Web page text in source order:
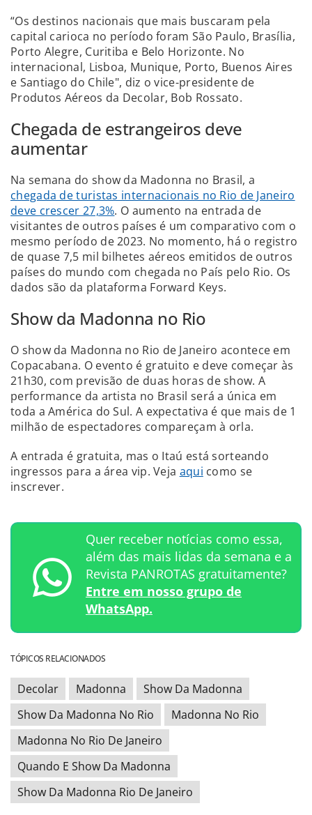
“Os destinos nacionais que mais buscaram pela
capital carioca no período foram São Paulo, Brasília,
Porto Alegre, Curitiba e Belo Horizonte. No
internacional, Lisboa, Munique, Porto, Buenos Aires
e Santiago do Chile", diz o vice-presidente de
Produtos Aéreos da Decolar, Bob Rossato.
Chegada de estrangeiros deve
aumentar
Na semana do show da Madonna no Brasil, a
chegada de turistas internacionais no Rio de Janeiro
deve crescer 27,3%. O aumento na entrada de
visitantes de outros países é um comparativo com o
mesmo período de 2023. No momento, há o registro
de quase 7,5 mil bilhetes aéreos emitidos de outros
países do mundo com chegada no País pelo Rio. Os
dados são da plataforma Forward Keys.
Show da Madonna no Rio
O show da Madonna no Rio de Janeiro acontece em
Copacabana. O evento é gratuito e deve começar às
21h30, com previsão de duas horas de show. A
performance da artista no Brasil será a única em
toda a América do Sul. A expectativa é que mais de 1
milhão de espectadores compareçam à orla.
A entrada é gratuita, mas o Itaú está sorteando
ingressos para a área vip. Veja aqui como se
inscrever.
Quer receber notícias como essa,
além das mais lidas da semana e a
Revista PANROTAS gratuitamente?
Entre em nosso grupo de
WhatsApp.
TÓPICOS RELACIONADOS
Decolar Madonna
Show Da Madonna
Show Da Madonna No Rio
Madonna No Rio
Madonna No Rio De Janeiro
Quando E Show Da Madonna
Show Da Madonna Rio De Janeiro